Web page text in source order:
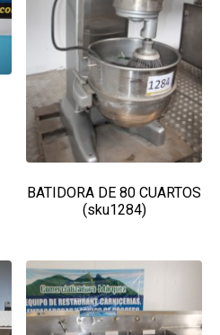
BATIDORA DE 80 CUARTOS
(sku1284)